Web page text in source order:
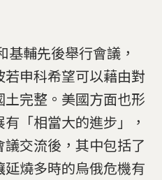
輔先後舉行會議，
申科希望可以藉由對
完整。美國方面也形
「相當大的進步」，
交流後，其中包括了
燒多時的烏俄危機有